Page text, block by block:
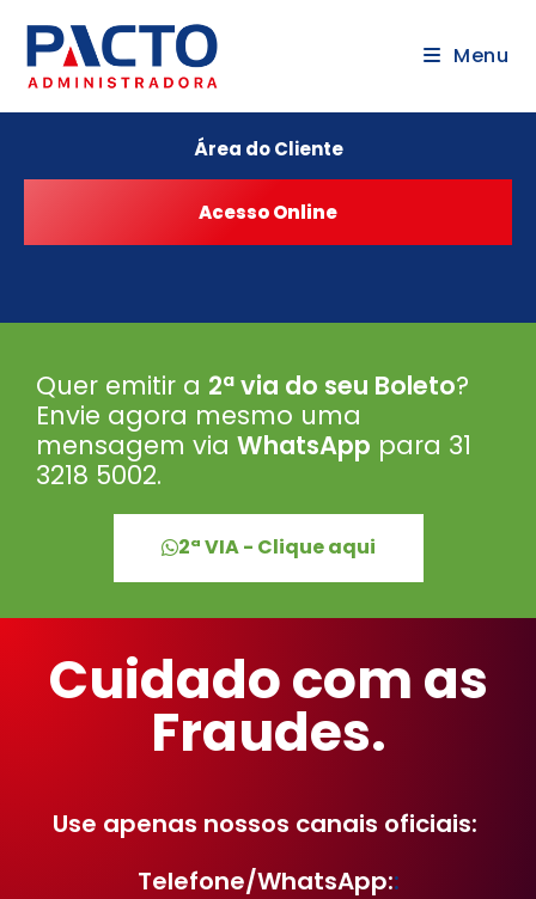
Menu
Área do Cliente
Quer emitir a 2ª via do seu Boleto?
Envie agora mesmo uma
mensagem via WhatsApp para 31
3218 5002.
2ª VIA - Clique aqui
Cuidado com as
Fraudes.
Use apenas nossos canais oficiais:
Telefone/WhatsApp::